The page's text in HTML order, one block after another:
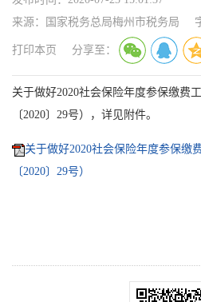
来源：
国家税务总局梅州市税务局
打印本页 分享至：
关于做好2020社会保险年度参保缴费
〔2020〕29号），详见附件。
关于做好2020社会保险年度参保缴
〔2020〕29号）